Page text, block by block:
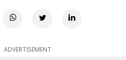
ADVERTISEMENT